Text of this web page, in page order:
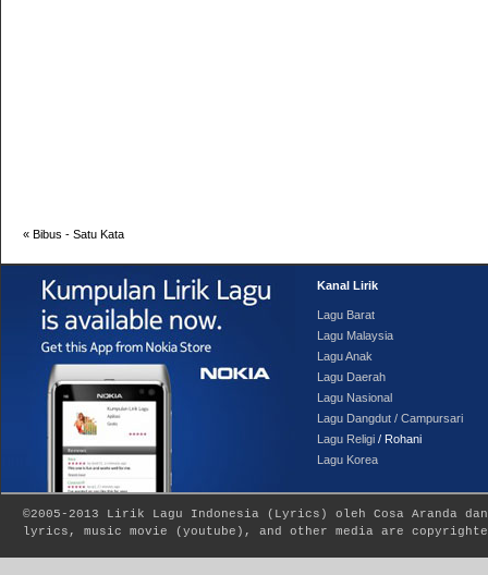
« Bibus - Satu Kata
Kanal Lirik
Lagu Barat
Lagu Malaysia
Lagu Anak
Lagu Daerah
Lagu Nasional
Lagu Dangdut / Campursari
Lagu Religi / Rohani
Lagu Korea
©2005-2013 Lirik Lagu Indonesia ( Lyrics ) oleh Cosa Aranda
lyrics, music movie (youtube), and other media are